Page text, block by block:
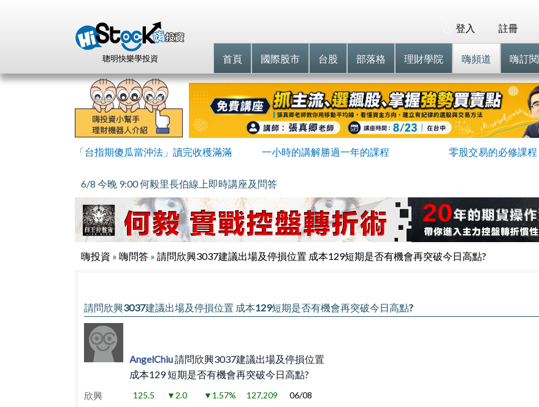
聰明快樂學投資
註冊
登入
首頁 國際股市 台股 部落格 理財學院 嗨頻道 嗨訂閱
「台指期傻瓜當沖法」讀完收穫滿滿 一小時的講解勝過一年的課程 零股交易的必修課程
6/8 今晚 9:00 何毅里長伯線上即時講座及問答
嗨投資 » 嗨問答 » 請問欣興3037建議出場及停損位置 成本129短期是否有機會再突破今日高點?
請問欣興3037建議出場及停損位置 成本129短期是否有機會再突破今日高點?
AngelChiu請問欣興3037建議出場及停損位置
成本129 短期是否有機會再突破今日高點?
欣興 125.5 ▼2.0 ▼1.57% 127,209 06/08